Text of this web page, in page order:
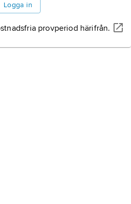
Logga in
provperiod härifrån.